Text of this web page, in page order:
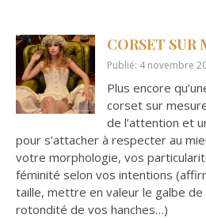
CORSET SUR
Publié: 4 novembre
Plus encore
corset sur
de l’attention et
pour s’attacher à respecter au
votre morphologie, vos
féminité selon vos intentions
taille, mettre en valeur le galbe
rotondité de vos hanches…)